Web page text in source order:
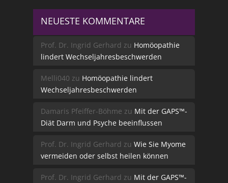
NEUESTE KOMMENTARE
Prof. Dr. Ingrid Gerhard zu Homöopathie
lindert Wechseljahresbeschwerden
Melli040 zu Homöopathie lindert
Wechseljahresbeschwerden
Damaris Pfeiffer-Böhme zu Mit der GAPS™-
Diät Darm und Psyche beeinflussen
Prof. Dr. Ingrid Gerhard zu Wie Sie Myome
vermeiden oder selbst heilen können
Prof. Dr. Ingrid Gerhard zu Mit der GAPS™-